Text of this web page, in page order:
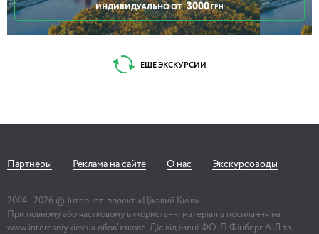
ИНДИВИДУАЛЬНО ОТ 3000 ГРН
ЕЩЕ ЭКСКУРСИИ
Партнеры Реклама на сайте О нас Экскурсоводы
2004 - 2026 © Інтернет-проект «Цікавий Київ»
При повному або частковому використанні матеріалів посилання на
www.interesniy.kiev.ua обов'язкове. Діє від імені ФО-П Фінберг А.Л та